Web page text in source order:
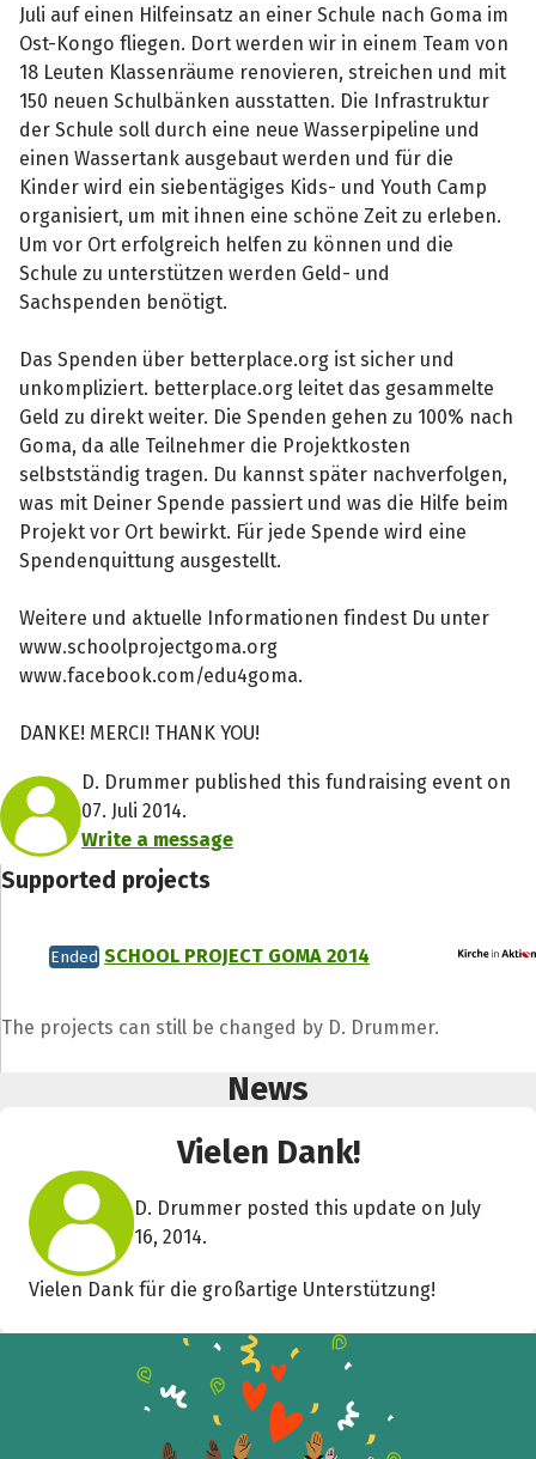
Juli auf einen Hilfeinsatz an einer Schule nach Goma im
Ost-Kongo fliegen. Dort werden wir in einem Team von
18 Leuten Klassenräume renovieren, streichen und mit
150 neuen Schulbänken ausstatten. Die Infrastruktur
der Schule soll durch eine neue Wasserpipeline und
einen Wassertank ausgebaut werden und für die
Kinder wird ein siebentägiges Kids- und Youth Camp
organisiert, um mit ihnen eine schöne Zeit zu erleben.
Um vor Ort erfolgreich helfen zu können und die
Schule zu unterstützen werden Geld- und
Sachspenden benötigt.
Das Spenden über betterplace.org ist sicher und
unkompliziert. betterplace.org leitet das gesammelte
Geld zu direkt weiter. Die Spenden gehen zu 100% nach
Goma, da alle Teilnehmer die Projektkosten
selbstständig tragen. Du kannst später nachverfolgen,
was mit Deiner Spende passiert und was die Hilfe beim
Projekt vor Ort bewirkt. Für jede Spende wird eine
Spendenquittung ausgestellt.
Weitere und aktuelle Informationen findest Du unter
www.schoolprojectgoma.org
www.facebook.com/edu4goma.
DANKE! MERCI! THANK YOU!
D. Drummer published this fundraising event on
07. Juli 2014.
Write a message
Supported projects
Ended SCHOOL PROJECT GOMA 2014
The projects can still be changed by D. Drummer.
News
Vielen Dank!
D. Drummer posted this update on July
16, 2014.
Vielen Dank für die großartige Unterstützung!
Share fundraising event
Facebook WhatsApp Messenger